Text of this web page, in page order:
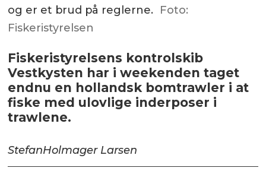
og er et brud på reglerne. Foto:
Fiskeristyrelsen
Fiskeristyrelsens kontrolskib
Vestkysten har i weekenden taget
endnu en hollandsk bomtrawler i at
fiske med ulovlige inderposer i
trawlene.
StefanHolmager Larsen